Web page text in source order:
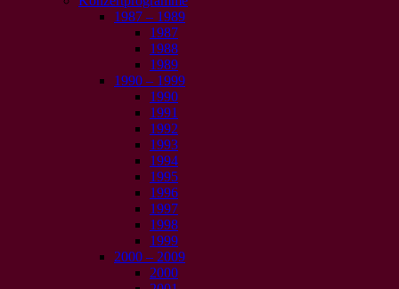
1987 – 1989
1987
1988
1989
1990 – 1999
1990
1991
1992
1993
1994
1995
1996
1997
1998
1999
2000 – 2009
2000